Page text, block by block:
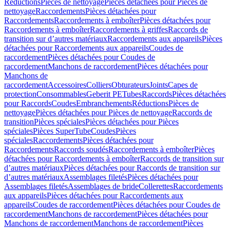
RéductionsPièces de nettoyagePièces détachées pour Pièces de
nettoyageRaccordementsPièces détachées pour
RaccordementsRaccordements à emboîterPièces détachées pour
Raccordements à emboîterRaccordements à griffesRaccords de
transition sur d’autres matériauxRaccordements aux appareilsPièces
détachées pour Raccordements aux appareilsCoudes de
raccordementPièces détachées pour Coudes de
raccordementManchons de raccordementPièces détachées pour
Manchons de
raccordementAccessoiresColliersObturateursJointsCapes de
protectionConsommablesGeberit PETubesRaccordsPièces détachées
pour RaccordsCoudesEmbranchementsRéductionsPièces de
nettoyagePièces détachées pour Pièces de nettoyageRaccords de
transitionPièces spécialesPièces détachées pour Pièces
spécialesPièces SuperTubeCoudesPièces
spécialesRaccordementsPièces détachées pour
RaccordementsRaccords soudésRaccordements à emboîterPièces
détachées pour Raccordements à emboîterRaccords de transition sur
d’autres matériauxPièces détachées pour Raccords de transition sur
d’autres matériauxAssemblages filetésPièces détachées pour
Assemblages filetésAssemblages de brideCollerettesRaccordements
aux appareilsPièces détachées pour Raccordements aux
appareilsCoudes de raccordementPièces détachées pour Coudes de
raccordementManchons de raccordementPièces détachées pour
Manchons de raccordementManchons de raccordementPièces